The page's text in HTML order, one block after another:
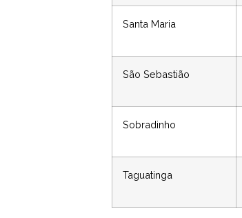
Santa Maria
São Sebastião
Sobradinho
Taguatinga